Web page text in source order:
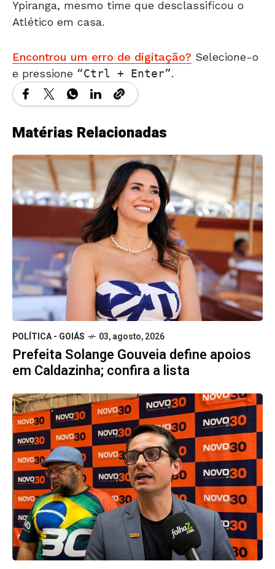
Ypiranga, mesmo time que desclassificou o
Atlético em casa.
Encontrou um erro de digitação? Selecione-o
e pressione
Ctrl + Enter .
Matérias Relacionadas
POLÍTICA - GOIÁS 03, agosto, 2026
Prefeita Solange Gouveia define apoios
em Caldazinha; confira a lista